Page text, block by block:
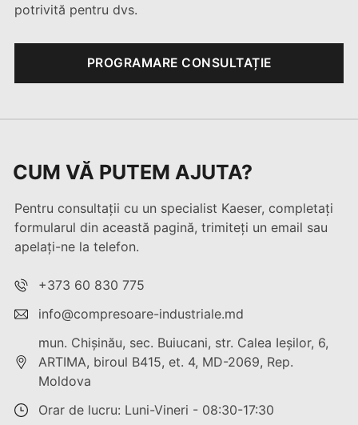
potrivită pentru dvs.
PROGRAMARE CONSULTAȚIE
CUM VĂ PUTEM AJUTA?
Pentru consultații cu un specialist Kaeser, completați
formularul din această pagină, trimiteți un email sau
apelați-ne la telefon.
+373 60 830 775
info@compresoare-industriale.md
mun. Chişinău, sec. Buiucani, str. Calea Ieşilor, 6,
ARTIMA, biroul B415, et. 4, MD-2069, Rep.
Moldova
Orar de lucru: Luni-Vineri - 08:30-17:30